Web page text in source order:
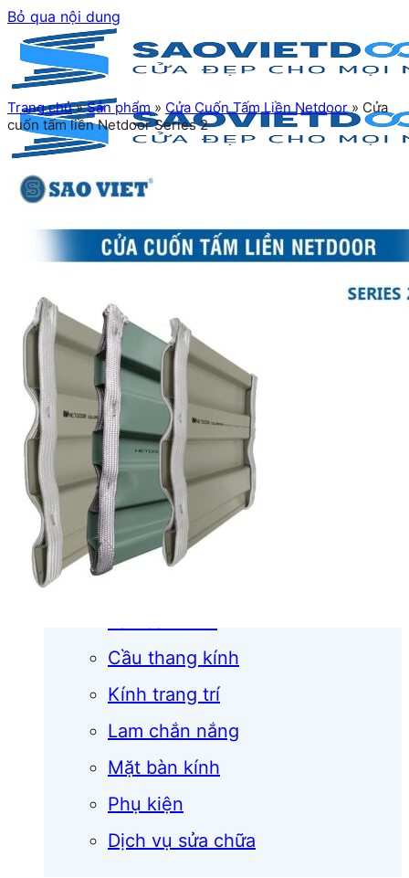
Bỏ qua nội dung
Giới thiệu
Sản phẩm
Cửa cuốn
Cửa kính
Cửa nhôm
Vách kính
Cầu thang kính
Kính trang trí
Lam chắn nắng
Mặt bàn kính
Phụ kiện
Dịch vụ sửa chữa
Trang chủ»Sản phẩm» Cửa Cuốn Tấm Liền Netdoor» Cửa
cuốn tấm liền Netdoor Series 2